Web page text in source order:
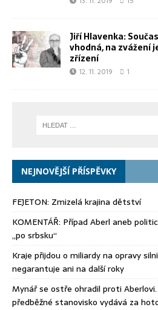
Jiří Hlavenka:
vhodná, na zvážení
zřízení
12. 11. 2019 1
NEJNOVĚJŠÍ PŘÍSPĚVKY
FEJETON: Zmizelá krajina dětství
KOMENTÁŘ: Případ Aberl aneb
„po srbsku“
Kraje přijdou o miliardy na opravy
negarantuje ani na další roky
Mynář se ostře ohradil proti
předběžné stanovisko vydává za